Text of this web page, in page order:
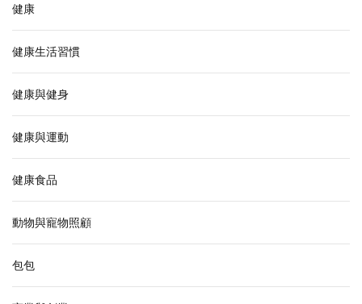
健康
健康生活習慣
健康與健身
健康與運動
健康食品
動物與寵物照顧
包包